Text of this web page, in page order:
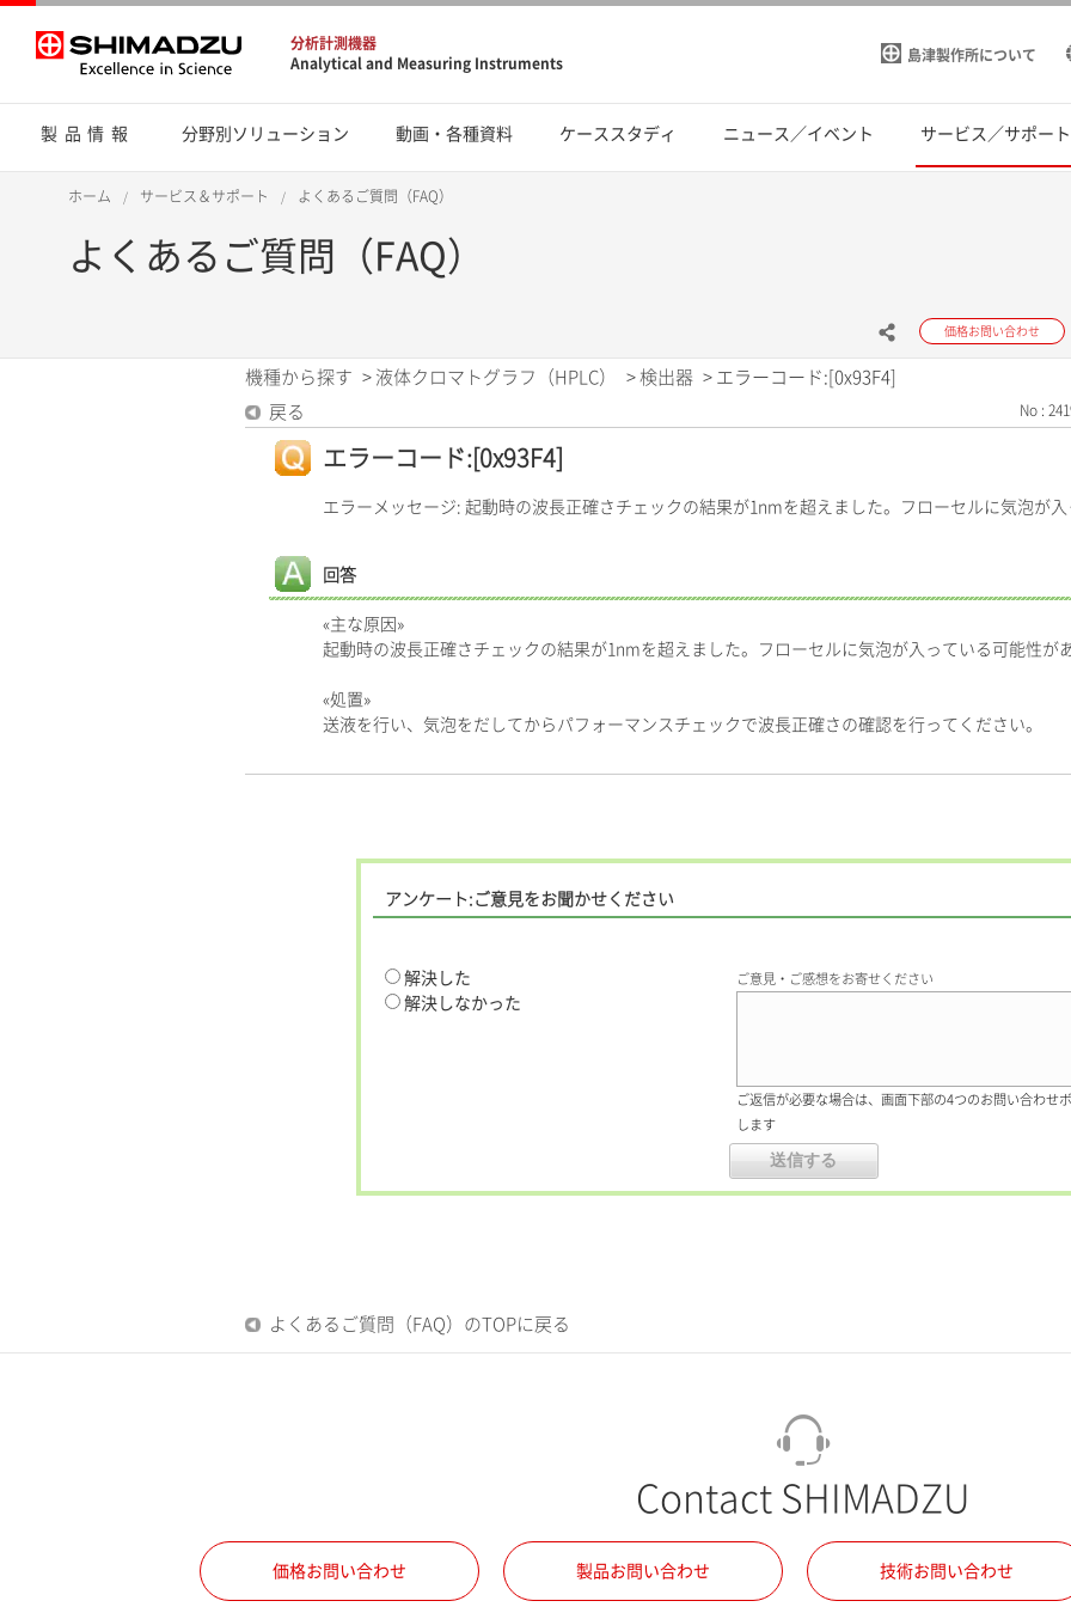
分析計測機器
Analytical and Measuring Instruments
島津製作所について
製品情報 分野別ソリューション 動画・各種資料 ケーススタディ ニュース／イベント サービス／サポート
ホーム サービス＆サポート よくあるご質問（FAQ）
よくあるご質問（FAQ）
価格お問い合わせ
機種から探す > 液体クロマトグラフ（HPLC） > 検出器 > エラーコード:[0x93F4]
戻る
No :
エラーコード:[0x93F4]
エラーメッセージ: 起動時の波長正確さチェックの結果が1nmを超えました。フローセルに気泡が入
回答
«主な原因»
起動時の波長正確さチェックの結果が1nmを超えました。フローセルに気泡が入っている可能性が
«処置»
送液を行い、気泡をだしてからパフォーマンスチェックで波長正確さの確認を行ってください。
アンケート:ご意見をお聞かせください
解決した
解決しなかった
ご意見・ご感想をお寄せください
ご返信が必要な場合は、画面下部の4つのお問い合わせ
します
よくあるご質問（FAQ）のTOPに戻る
Contact SHIMADZU
価格お問い合わせ 製品お問い合わせ 技術お問い合わせ